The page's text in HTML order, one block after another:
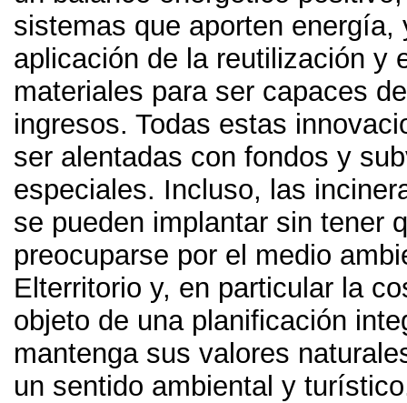
sistemas que aporten energía,
aplicación de la reutilización y
materiales para ser capaces
ingresos. Todas estas
ser alentadas con fondos y
especiales. Incluso, las
se pueden implantar sin tener
preocuparse por el medio
Elterritorio y, en particular la
objeto de una planificación
mantenga sus valores
un sentido ambiental y turístico